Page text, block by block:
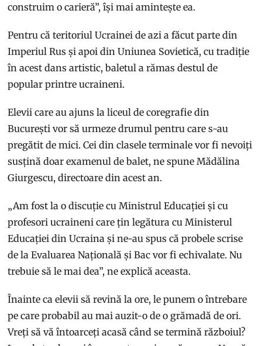
construim o carieră”, își mai amintește ea.
Pentru că teritoriul Ucrainei de azi a făcut parte din
Imperiul Rus și apoi din Uniunea Sovietică, cu tradiție
în acest dans artistic, baletul a rămas destul de
popular printre ucraineni.
Elevii care au ajuns la liceul de coregrafie din
București vor să urmeze drumul pentru care s-au
pregătit de mici. Cei din clasele terminale vor fi nevoiți
susțină doar examenul de balet, ne spune Mădălina
Giurgescu, directoare din acest an.
„Am fost la o discuție cu Ministrul Educației și cu
profesori ucraineni care țin legătura cu Ministerul
Educației din Ucraina și ne-au spus că probele scrise
de la Evaluarea Națională și Bac vor fi echivalate. Nu
trebuie să le mai dea”, ne explică aceasta.
Înainte ca elevii să revină la ore, le punem o întrebare
pe care probabil au mai auzit-o de o grămadă de ori.
Vreți să vă întoarceți acasă când se termină războiul?